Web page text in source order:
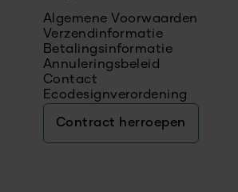
Algemene Voorwaarden
Verzendinformatie
Betalingsinformatie
Annuleringsbeleid
Contact
Ecodesignverordening
Contract herroepen